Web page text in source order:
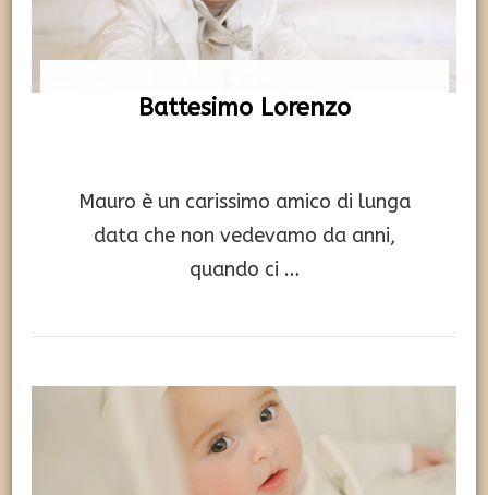
Battesimo Lorenzo
Mauro è un carissimo amico di lunga
data che non vedevamo da anni,
quando ci …